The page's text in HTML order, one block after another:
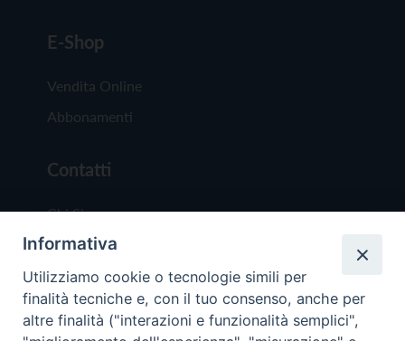
E-Shop
Vendita Online
Abbonamenti
Contatti
Chi Siamo
Redazione
Scrivici
Informativa
Utilizziamo cookie o tecnologie simili per
finalità tecniche e, con il tuo consenso, anche per
altre finalità ("interazioni e funzionalità semplici",